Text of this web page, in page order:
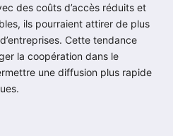
des coûts d’accès réduits et
ils pourraient attirer de plus
Cette tendance
la coopération dans le
une diffusion plus rapide